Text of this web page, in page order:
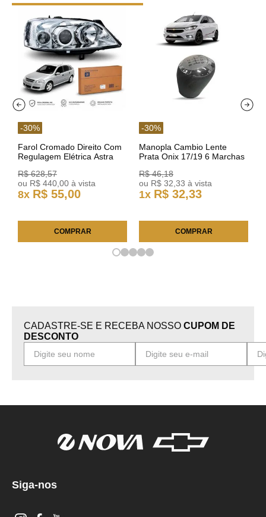
-30%
Farol Cromado Direito Com
Regulagem Elétrica Astra
R$ 628,57
ou R$ 440 00 à vista
8x R$ 55,00
COMPRAR
-30%
Manopla Cambio Lente
Prata Onix 17/19 6 Marchas
R$ 46,18
ou R$ 32 33 à vista
1x R$ 32,33
COMPRAR
CADASTRE-SE E RECEBA NOSSO CUPOM DE
DESCONTO
Siga-nos